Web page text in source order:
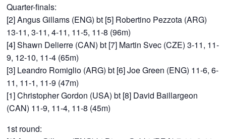
Quarter-finals:
[2] Angus Gillams (ENG) bt [5] Robertino Pezzota (ARG)
13-11, 3-11, 4-11, 11-5, 11-8 (96m)
[4] Shawn Delierre (CAN) bt [7] Martin Svec (CZE) 3-11, 11-
9, 12-10, 11-4 (65m)
[3] Leandro Romiglio (ARG) bt [6] Joe Green (ENG) 11-6, 6-
11, 11-1, 11-9 (47m)
[1] Christopher Gordon (USA) bt [8] David Baillargeon
(CAN) 11-9, 11-4, 11-8 (45m)
1st round: